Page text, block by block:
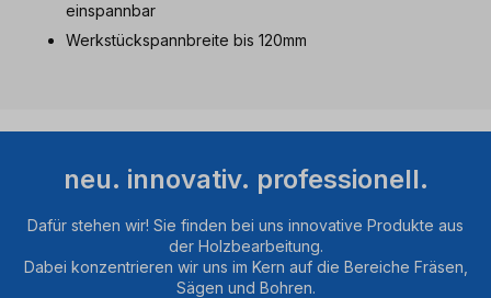
einspannbar
Werkstückspannbreite bis 120mm
neu. innovativ. professionell.
Dafür stehen wir! Sie finden bei uns innovative Produkte aus
der Holzbearbeitung.
Dabei konzentrieren wir uns im Kern auf die Bereiche Fräsen,
Sägen und Bohren.